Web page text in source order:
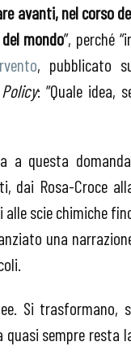
avanti, nel corso
mondo”, perché
, pubblicato
: “Quale idea,
a questa
dai Rosa-Croce
alle scie chimiche
una
Si trasformano,
sempre resta